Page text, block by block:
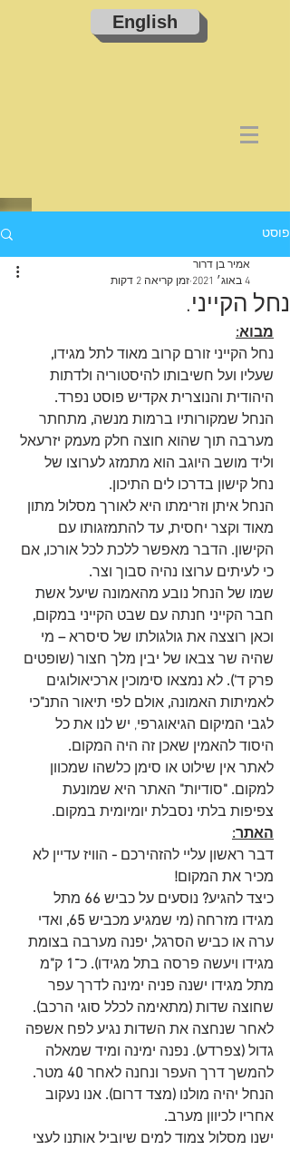
English
פוסט
נחל הקייני.
אמיר בן דרור
4 באוג׳ 2021
זמן קריאה 2 דקות
מבוא:
נחל הקייני זורם קרוב מאוד לתל מגידו,
שעליו ועל חשיבותו להיסטוריה ולדתות
היהודית והנוצרית אקדיש פוסט נפרד.
הנחל שמקורותיו ברמות מנשה, מתחתר
מערבה תוך שהוא חוצה חלק מעמק יזרעאל
וליד מושב היוגב הוא מתמזג לערוצו של
נחל קישון בדרכו לים התיכון.
הנחל איתן וזרימתו היא לאורך מסלול מתון
מאוד וקצר יחסית, עד להתמזגותו עם
הקישון. הדבר מאפשר ללכת לכל אורכו, אם
כי לעיתים ערוצו נהיה סבוך וצר.
שמו של הנחל נובע מהאמונה שיעל אשת
חבר הקייני חנתה עם שבט הקייני במקום,
וכאן רוצצה את גולגולתו של סיסרא – מי
שהיה שר צבאו של יבין מלך חצור (שופטים
פרק ד'). לא נמצאו סימוכין ארכיאולוגים
לאמיתות האמונה, אולם לפי תיאור התנ"כי
לגבי המיקום הגיאוגרפי, יש לנו את כל
היסוד להאמין שאכן זה היה המקום.
לאתר אין שילוט או סימן כלשהו שמכוון
למקום. "סודיות" האתר היא שמונעת
צפיפות בלתי נסבלת יומיומית במקום.
האתר:
דבר ראשון עליי להזהירכם - הוויז עדיין לא
מכיר את המקום!
כיצד להגיע? נוסעים על כביש 66 מתל
מגידו מזרחה (מי שמגיע מכביש 65, ואדי
ערה או כביש הסרגל, יפנה מערבה בצומת
מגידו ויעשה פרסה בתל מגידו). כ־1 ק"מ
מתל מגידו ישנה פניה ימינה לדרך עפר
שחוצה שדות (מתאימה לכלל סוגי הרכב).
לאחר שנחצה את השדות נגיע לפח אשפה
גדול (צפרדע). נפנה ימינה ומיד שמאלה
להמשך דרך העפר ונחנה לאחר 40 מטר.
הנחל יהיה מולנו (מצד דרום). אנו נעקוב
אחריו לכיוון מערב.
ישנו מסלול צמוד למים שיוביל אותנו לעצי